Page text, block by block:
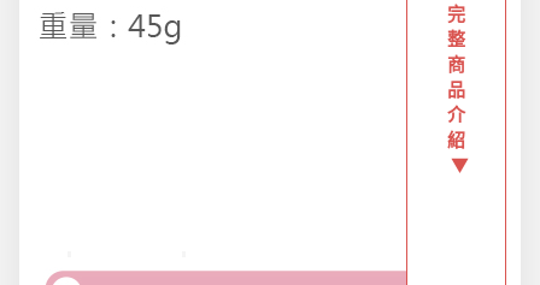
布置專區
汽機車用品
完
整
商
品
介
紹
▼